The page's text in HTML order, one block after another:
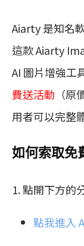
Aiarty 是知名
這款 Aiarty
AI 圖片增強工
費送活動 （
用者可以完整
如何索取免
1. 點開下方的
點我進入